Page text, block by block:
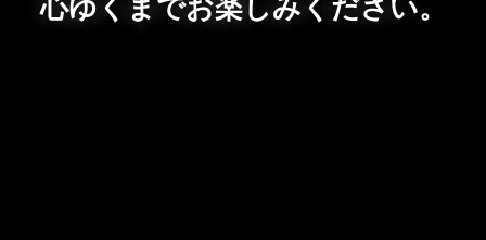
心ゆくまでお楽しみください。